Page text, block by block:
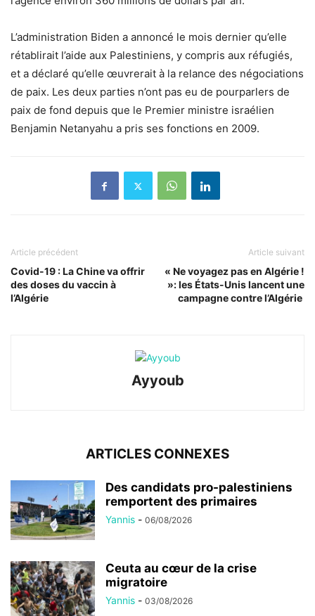
L’administration Biden a annoncé le mois dernier qu’elle
rétablirait l’aide aux Palestiniens, y compris aux réfugiés,
et a déclaré qu’elle œuvrerait à la relance des négociations
de paix. Les deux parties n’ont pas eu de pourparlers de
paix de fond depuis que le Premier ministre israélien
Benjamin Netanyahu a pris ses fonctions en 2009.
Article précédent
Covid-19 : La Chine va offrir
des doses du vaccin à
l’Algérie
Article suivant
« Ne voyagez pas en Algérie !
»: les États-Unis lancent une
campagne contre l’Algérie
Ayyoub
ARTICLES CONNEXES
Des candidats pro-palestiniens
remportent des primaires
Yannis - 06/08/2026
Ceuta au cœur de la crise
migratoire
Yannis - 03/08/2026